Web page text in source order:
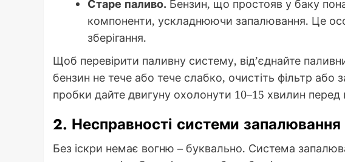
Старе паливо. Бензин, що простояв у баку
компоненти, ускладнюючи запалювання. Це
зберігання.
Щоб перевірити паливну систему, від’єднайте
бензин не тече або тече слабко, очистіть фільтр або
пробки дайте двигуну охолонути 10–15 хвилин
2. Несправності системи запалювання
Без іскри немає вогню – буквально. Система